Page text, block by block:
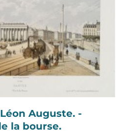
Léon Auguste. -
la bourse.